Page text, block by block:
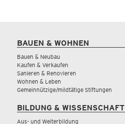
BAUEN & WOHNEN
Bauen & Neubau
Kaufen & Verkaufen
Sanieren & Renovieren
Wohnen & Leben
Gemeinnützige/mildtätige Stiftungen
BILDUNG & WISSENSCHAFT
Aus- und Weiterbildung